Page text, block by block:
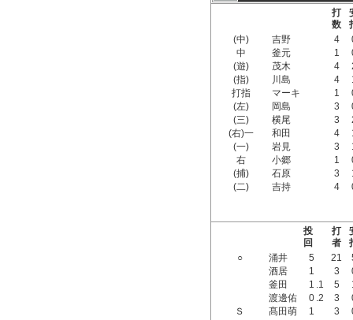
打
数
(中)
吉野 4
中
釜元 1
(遊)
茂木 4
(指)
川島 4
打指
マーキ 1
(左)
岡島 3
(三)
横尾 3
(右)一
和田 4
(一)
岩見 3
右
小郷 1
(捕)
石原 3
(二)
吉持 4
投
回
打
者
○
涌井 5 21
酒居
1 3
釜田
1 .1 5
渡邊佑
0 .2 3
Ｓ
髙田萌 1 3